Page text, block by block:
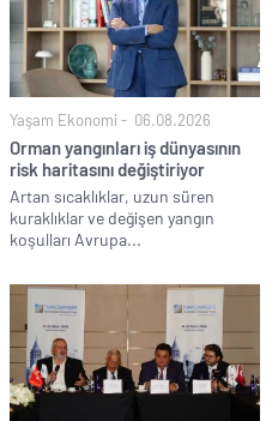
Yaşam Ekonomi 06.08.2026
Orman yangınları iş dünyasının
risk haritasını değiştiriyor
Artan sıcaklıklar, uzun süren
kuraklıklar ve değişen yangın
koşulları Avrupa...